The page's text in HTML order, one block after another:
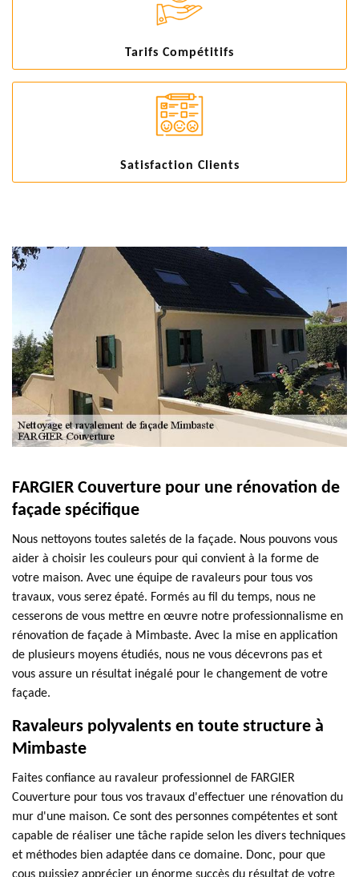
Tarifs Compétitifs
Satisfaction Clients
FARGIER Couverture pour une rénovation de
façade spécifique
Nous nettoyons toutes saletés de la façade. Nous pouvons vous
aider à choisir les couleurs pour qui convient à la forme de
votre maison. Avec une équipe de ravaleurs pour tous vos
travaux, vous serez épaté. Formés au fil du temps, nous ne
cesserons de vous mettre en œuvre notre professionnalisme en
rénovation de façade à Mimbaste. Avec la mise en application
de plusieurs moyens étudiés, nous ne vous décevrons pas et
vous assure un résultat inégalé pour le changement de votre
façade.
Ravaleurs polyvalents en toute structure à
Mimbaste
Faites confiance au ravaleur professionnel de FARGIER
Couverture pour tous vos travaux d'effectuer une rénovation du
mur d'une maison. Ce sont des personnes compétentes et sont
capable de réaliser une tâche rapide selon les divers techniques
et méthodes bien adaptée dans ce domaine. Donc, pour que